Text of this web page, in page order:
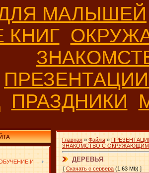
МАЛЫШЕЙ
КНИГ
ПРАЗДНИКИ
И
Главная » Файлы »
ЗНАКОМСТВО С
ДЕРЕВЬЯ
[ Скачать с сервера (1.63 Mb) ]